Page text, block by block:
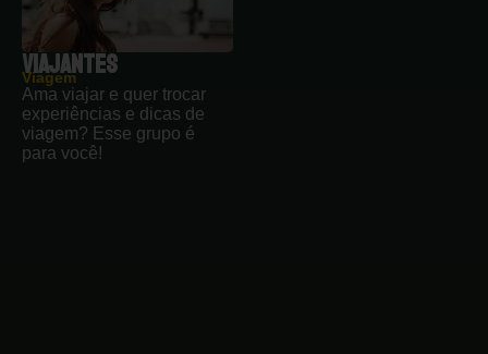
VIAJANTES
Viagem
Ama viajar e quer trocar
experiências e dicas de
viagem? Esse grupo é
para você!